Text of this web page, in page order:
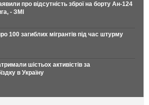
про відсутність зброї на борту Ан-124
- ЗМІ
100 загиблих мігрантів під час штурму
шістьох активістів за
в Україну